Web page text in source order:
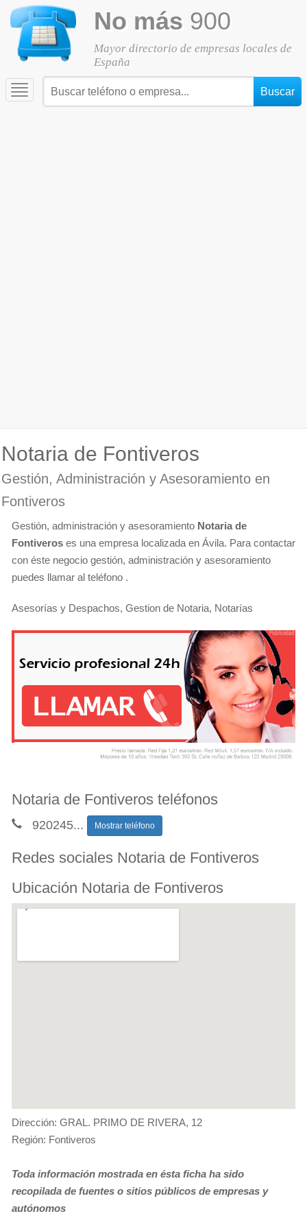
No más 900
Mayor directorio de empresas locales de
España
Toggle
navigation
Notaria de Fontiveros
Gestión, Administración y Asesoramiento en
Fontiveros
Gestión, administración y asesoramiento Notaria de
Fontiveros es una empresa localizada en Ávila. Para contactar
con éste negocio gestión, administración y asesoramiento
puedes llamar al teléfono .
Asesorías y Despachos, Gestion de Notaria, Notarías
Notaria de Fontiveros teléfonos
920245... Mostrar teléfono
Redes sociales Notaria de Fontiveros
Ubicación Notaria de Fontiveros
Dirección: GRAL. PRIMO DE RIVERA, 12
Región: Fontiveros
Toda información mostrada en ésta ficha ha sido
recopilada de fuentes o sitios públicos de empresas y
autónomos